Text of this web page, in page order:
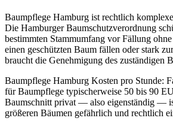
Baumpflege Hamburg ist rechtlich
Die Hamburger Baumschutzverordnung
bestimmten Stammumfang vor Fällung
einen geschützten Baum fällen oder stark
braucht die Genehmigung des zuständigen
Baumpflege Hamburg Kosten pro Stunde:
für Baumpflege typischerweise 50 bis 90
Baumschnitt privat — also eigenständig —
größeren Bäumen gefährlich und rechtlich